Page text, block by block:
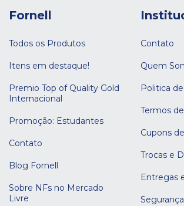
Fornell
Todos os Produtos
Itens em destaque!
Premio Top of Quality Gold
Internacional
Promoção: Estudantes
Contato
Blog Fornell
Sobre NFs no Mercado
Livre
Contato
Quem
Politica
Termos
Cupons
Trocas e
Entregas
Segurança